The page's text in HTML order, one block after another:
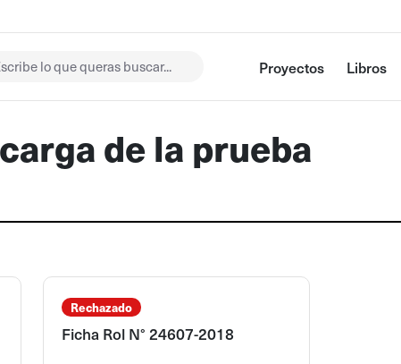
lo que queras buscar... Proyectos Libros
de la prueba
Rechazado
Ficha Rol N° 24607-2018